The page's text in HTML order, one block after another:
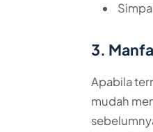
3.
Apabila
mudah